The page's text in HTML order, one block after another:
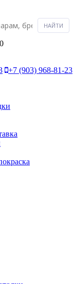
+7 (903) 968-81-23